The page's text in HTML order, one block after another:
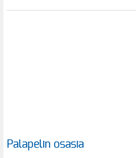
Palapelin osasia